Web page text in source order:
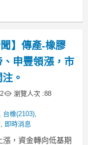
察，指標股正新
建大(2106)等。市場
化緩慢、國際需求
，持
】傳產-橡膠
申豐領漲，市
。
瀏覽人次 :88
台橡(2103),
, 即時消息
漲，資金轉向低基期